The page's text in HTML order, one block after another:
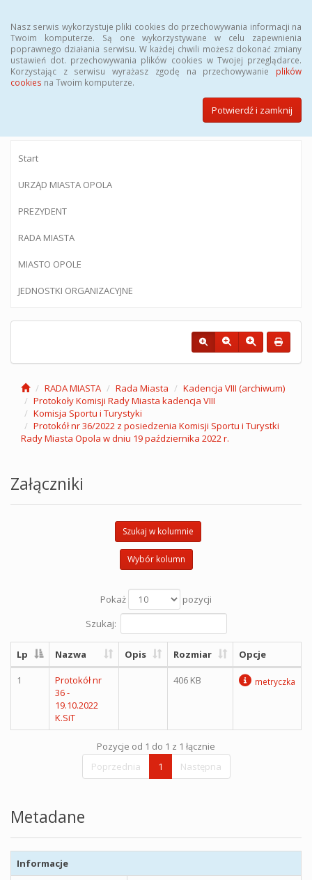
Nasz serwis wykorzystuje pliki cookies do przechowywania informacji na
Twoim komputerze. Są one wykorzystywane w celu zapewnienia
poprawnego działania serwisu. W każdej chwili możesz dokonać zmiany
ustawień dot. przechowywania plików cookies w Twojej przeglądarce.
Korzystając z serwisu wyrażasz zgodę na przechowywanie plików
cookies na Twoim komputerze.
Potwierdź i zamknij
BIULETYN INFORMACJI PUBLICZNEJ
Urzędu Miasta Opola
Start
URZĄD MIASTA OPOLA
PREZYDENT
RADA MIASTA
MIASTO OPOLE
JEDNOSTKI ORGANIZACYJNE
RADA MIASTA Rada Miasta
Kadencja VIII (archiwum)
Protokoły Komisji Rady Miasta kadencja VIII
Komisja Sportu i Turystyki
Protokół nr 36/2022 z posiedzenia Komisji Sportu i Turystki
Rady Miasta Opola w dniu 19 października 2022 r.
Załączniki
Szukaj w kolumnie
Wybór kolumn
Pokaż
pozycji
Szukaj:
Lp Nazwa Opis Rozmiar Opcje
1
Protokół nr
36 -
19.10.2022
K.SiT
406 KB metryczka
Pozycje od 1 do 1 z 1 łącznie
Poprzednia
1 Następna
Metadane
Informacje